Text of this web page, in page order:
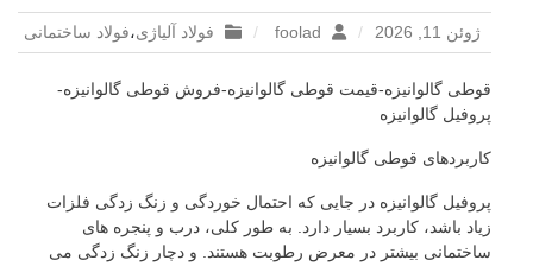
ژوئن 11, 2026 فولاد آلیاژی،فولاد ساختمانی
قوطی گالوانیزه-قیمت قوطی گالوانیزه-فروش قوطی گالوانیزه-
پروفیل گالوانیزه
کاربردهای قوطی گالوانیزه
پروفیل گالوانیزه در جایی که احتمال خوردگی و زنگ زدگی فلزات
زیاد باشد، کاربرد بسیار دارد. به طور کلی، درب و پنجره های
ساختمانی بیشتر در معرض رطوبت هستند. و دچار زنگ زدگی می